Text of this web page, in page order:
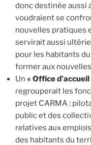
donc destinée aussi
voudraient se
nouvelles pratiques
servirait aussi
pour les habitants
former aux
Un « Office
regrouperait les
projet CARMA :
public et des
relatives aux
des habitants du